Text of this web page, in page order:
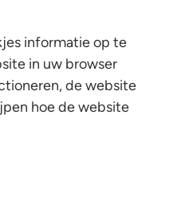
informatie op te
in uw browser
de website
hoe de website